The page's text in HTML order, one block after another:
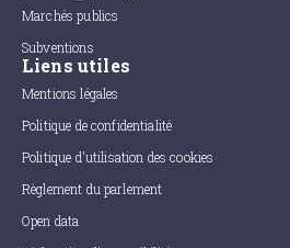
Marchés publics
Subventions
Liens utiles
Mentions légales
Politique de confidentialité
Politique d'utilisation des cookies
Règlement du parlement
Open data